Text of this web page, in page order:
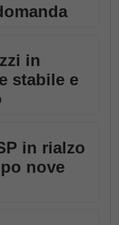
in
stabile e
in rialzo
nove